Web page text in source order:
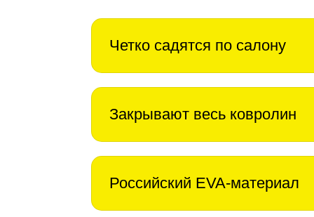
Четко садятся по салону
Закрывают весь ковролин
Российский EVA-материал